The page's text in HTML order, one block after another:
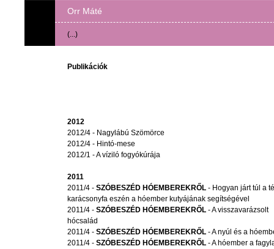
Orr Máté
(...)
Publikációk
2012
2012/4 - Nagylábú Szömörce
2012/4 - Hintó-mese
2012/1 - A víziló fogyókúrája
2011
2011/4 - SZÓBESZÉD HÓEMBEREKRŐL - Hogyan járt túl a
karácsonyfa eszén a hóember kutyájának segítségével
2011/4 - SZÓBESZÉD HÓEMBEREKRŐL - A visszavarázsolt
hócsalád
2011/4 - SZÓBESZÉD HÓEMBEREKRŐL - A nyúl és a
2011/4 - SZÓBESZÉD HÓEMBEREKRŐL - A hóember a